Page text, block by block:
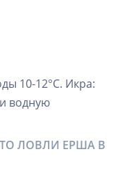
10-12°C. Икра:
водную
ЛОВЛИ ЕРША В